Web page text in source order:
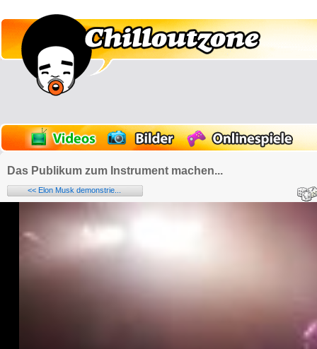
Das Publikum zum Instrument machen...
<< Elon Musk demonstrie...